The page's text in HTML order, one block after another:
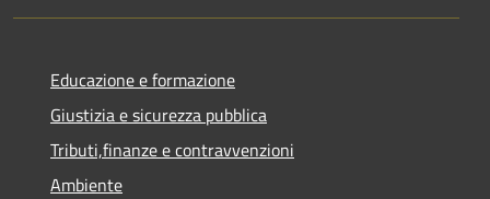
Educazione e formazione
Giustizia e sicurezza pubblica
Tributi,finanze e contravvenzioni
Ambiente